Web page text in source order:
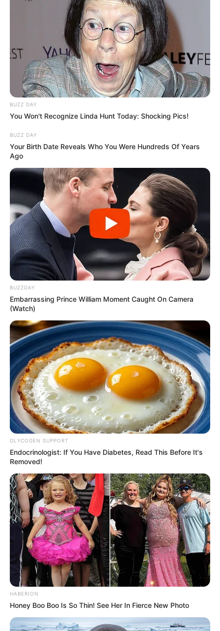
BUZZ DAY
You Won't Recognize Linda Hunt Today: Shocking Pics!
BUZZ DAY
Your Birth Date Reveals Who You Were Hundreds Of Years
Ago
BUZZDAY
Embarrassing Prince William Moment Caught On Camera
(Watch)
GLYCOGEN SUPPORT
Endocrinologist: If You Have Diabetes, Read This Before It's
Removed!
HABERION
Honey Boo Boo Is So Thin! See Her In Fierce New Photo